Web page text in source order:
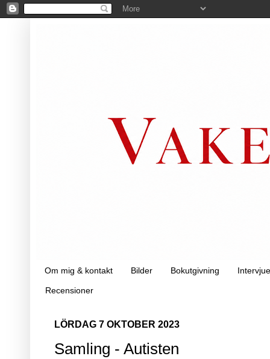
Om mig & kontakt Bilder Bokutgivning
Recensioner
LÖRDAG 7 OKTOBER 2023
Samling - Autisten